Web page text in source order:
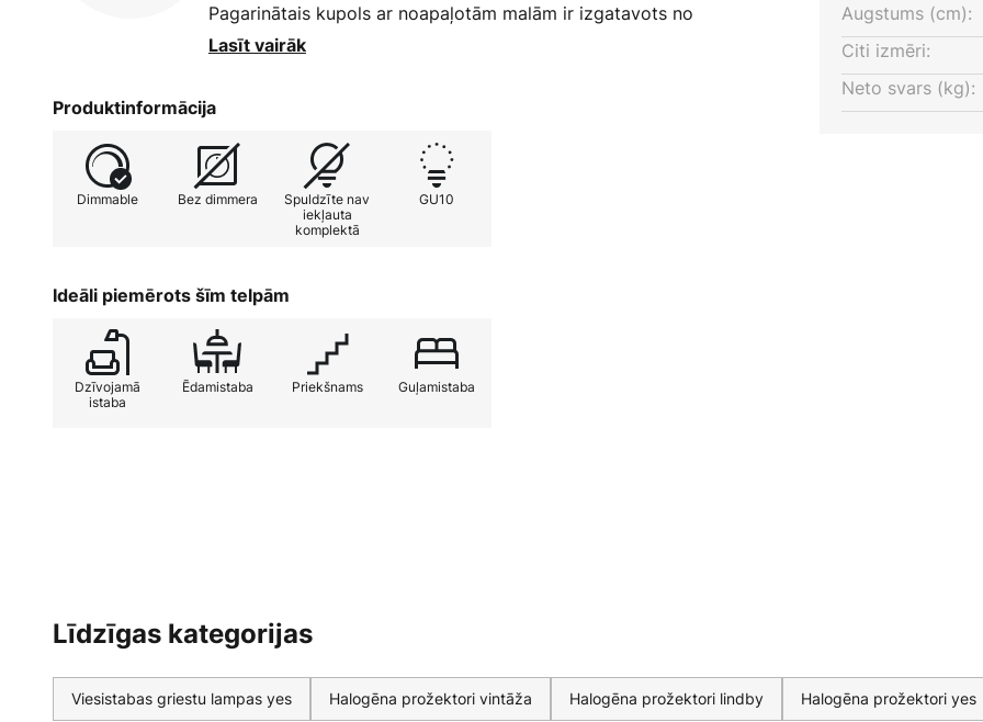
Pagarinātais kupols ar noapaļotām malām ir izgatavots no
saplākšņa, kam ir piešķirts liesmu dizains, lai pilnveidotu
Lasīt vairāk
Produktinformācija
Dimmable Bez dimmera
Spuldzīte nav
iekļauta
komplektā
GU10
Ideāli piemērots šīm telpām
Dzīvojamā
istaba
Ēdamistaba Priekšnams Guļamistaba
Augstums (cm):
Citi izmēri:
Neto svars (kg):
Līdzīgas kategorijas
Viesistabas griestu lampas yes Halogēna prožektori vintāža Halogēna prožektori lindby Halogēna prožektori yes